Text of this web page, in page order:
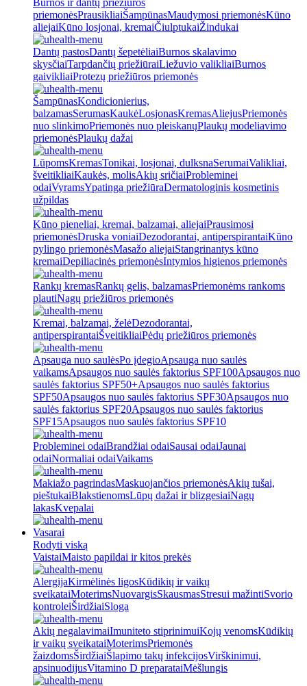
Burnos ir dantų priežiūros
priemonėsPrausikliaiŠampūnasMaudymosi priemonėsKūno
aliejaiKūno losjonai, kremaiČiulptukaiŽindukai
Dantų pastosDantų šepetėliaiBurnos skalavimo
skysčiaiTarpdančių priežiūraiLiežuvio valikliaiBurnos
gaivikliaiProtezų priežiūros priemonės
ŠampūnasKondicionierius,
balzamasSerumasKaukėLosjonasKremasAliejusPriemonės
nuo slinkimoPriemonės nuo pleiskanųPlaukų modeliavimo
priemonėsPlaukų dažai
LūpomsKremasTonikai, losjonai, dulksnaSerumaiValikliai,
šveitikliaiKaukės, molisAkių sričiaiProbleminei
odaiVyramsYpatinga priežiūraDermatologinis kosmetinis
užpildas
Kūno pieneliai, kremai, balzamai, aliejaiPrausimosi
priemonėsDruska voniaiDezodorantai, antiperspirantaiKūno
pylingo priemonėsMasažo aliejaiStangrinantys kūno
kremaiDepiliacinės priemonėsIntymios higienos priemonės
Rankų kremasRankų gelis, balzamasPriemonėms rankoms
plautiNagų priežiūros priemonės
Kremai, balzamai, želėDezodorantai,
antiperspirantaiŠveitikliaiPėdų priežiūros priemonės
Apsauga nuo saulėsPo įdegioApsauga nuo saulės
vaikamsApsaugos nuo saulės faktorius SPF100Apsaugos nuo
saulės faktorius SPF50+Apsaugos nuo saulės faktorius
SPF50Apsaugos nuo saulės faktorius SPF30Apsaugos nuo
saulės faktorius SPF20Apsaugos nuo saulės faktorius
SPF15Apsaugos nuo saulės faktorius SPF10
Probleminei odaiBrandžiai odaiSausai odaiJaunai
odaiNormaliai odaiVaikams
Makiažo pagrindasMaskuojančios priemonėsAkių tušai,
pieštukaiBlakstienomsLūpų dažai ir blizgesiaiNagų
lakasKvepalai
Vasarai
Rodyti viską
VaistaiMaisto papildai ir kitos prekės
AlergijaKirmėlinės ligosKūdikių ir vaikų
sveikataiMoterimsNuovargisSkausmasStresui mažintiSvorio
kontroleiŠirdžiaiSloga
Akių negalavimaiImuniteto stiprinimuiKojų venomsKūdikių
ir vaikų sveikataiMoterimsPriemonės
žaizdomsŠirdžiaiŠlapimo takų infekcijosVirškinimui,
apsinuodijusVitamino D preparataiMėšlungis